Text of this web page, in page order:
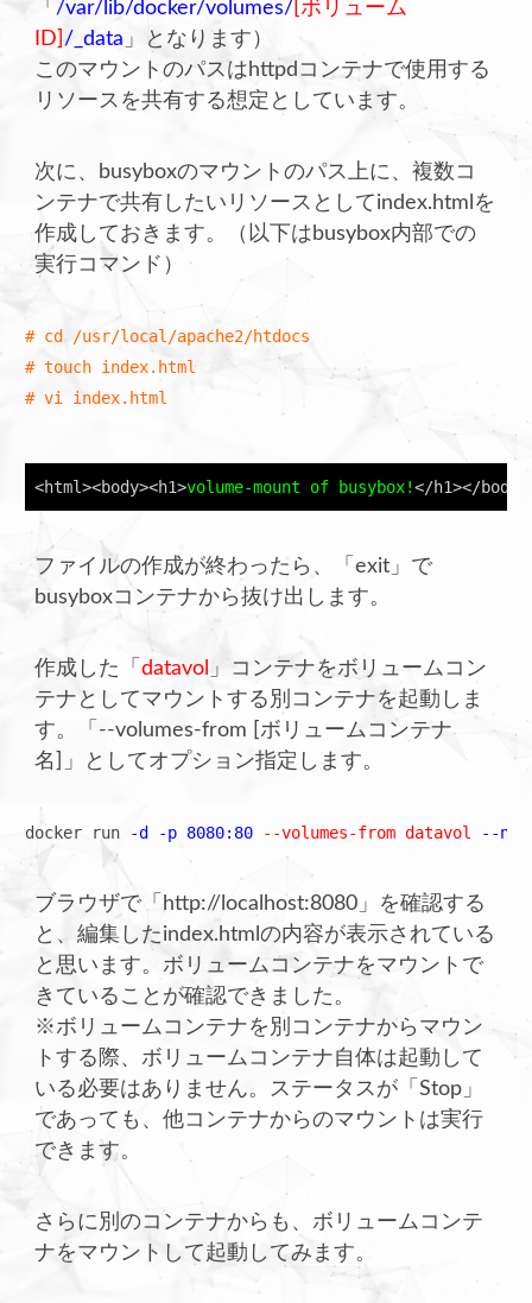
「 /var/lib/docker/volumes/ [ボリューム
ID] /_data 」となります）
このマウントのパスはhttpdコンテナで使用する
リソースを共有する想定としています。
次に、busyboxのマウントのパス上に、複数コ
ンテナで共有したいリソースとしてindex.htmlを
作成しておきます。（以下はbusybox内部での
実行コマンド）
# cd /usr/local/apache2/htdocs
# touch index.html
# vi index.html
<html><body><h1>volume-mount of busybox!</h1></
ファイルの作成が終わったら、「exit」で
busyboxコンテナから抜け出します。
作成した「datavol 」コンテナをボリュームコン
テナとしてマウントする別コンテナを起動しま
す。「--volumes-from [ボリュームコンテナ
名]」としてオプション指定します。
docker run -d -p 8080:80 --volumes-from datavol --
ブラウザで「http://localhost:8080」を確認する
と、編集したindex.htmlの内容が表示されている
と思います。ボリュームコンテナをマウントで
きていることが確認できました。
※ボリュームコンテナを別コンテナからマウン
トする際、ボリュームコンテナ自体は起動して
いる必要はありません。ステータスが「Stop」
であっても、他コンテナからのマウントは実行
できます。
さらに別のコンテナからも、ボリュームコンテ
ナをマウントして起動してみます。